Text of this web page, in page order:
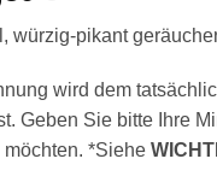
würzig-pikant
wird dem
Geben Sie bitte Ihre
möchten. *Siehe